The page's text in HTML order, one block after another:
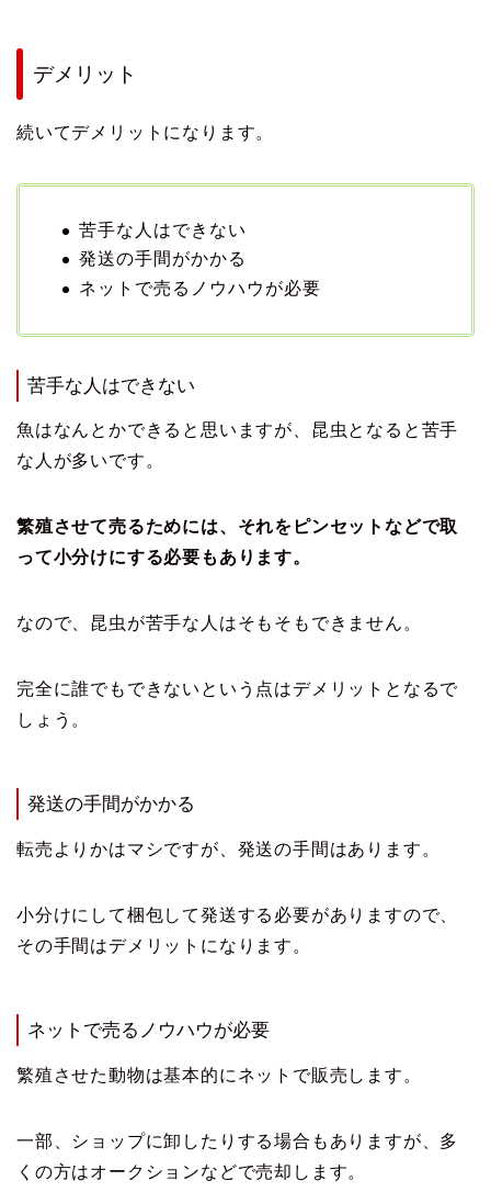
デメリット
続いてデメリットになります。
苦手な人はできない
発送の手間がかかる
ネットで売るノウハウが必要
苦手な人はできない
魚はなんとかできると思いますが、昆虫となると苦手
な人が多いです。
繁殖させて売るためには、それをピンセットなどで取
って小分けにする必要もあります。
なので、昆虫が苦手な人はそもそもできません。
完全に誰でもできないという点はデメリットとなるで
しょう。
発送の手間がかかる
転売よりかはマシですが、発送の手間はあります。
小分けにして梱包して発送する必要がありますので、
その手間はデメリットになります。
ネットで売るノウハウが必要
繁殖させた動物は基本的にネットで販売します。
一部、ショップに卸したりする場合もありますが、多
くの方はオークションなどで売却します。